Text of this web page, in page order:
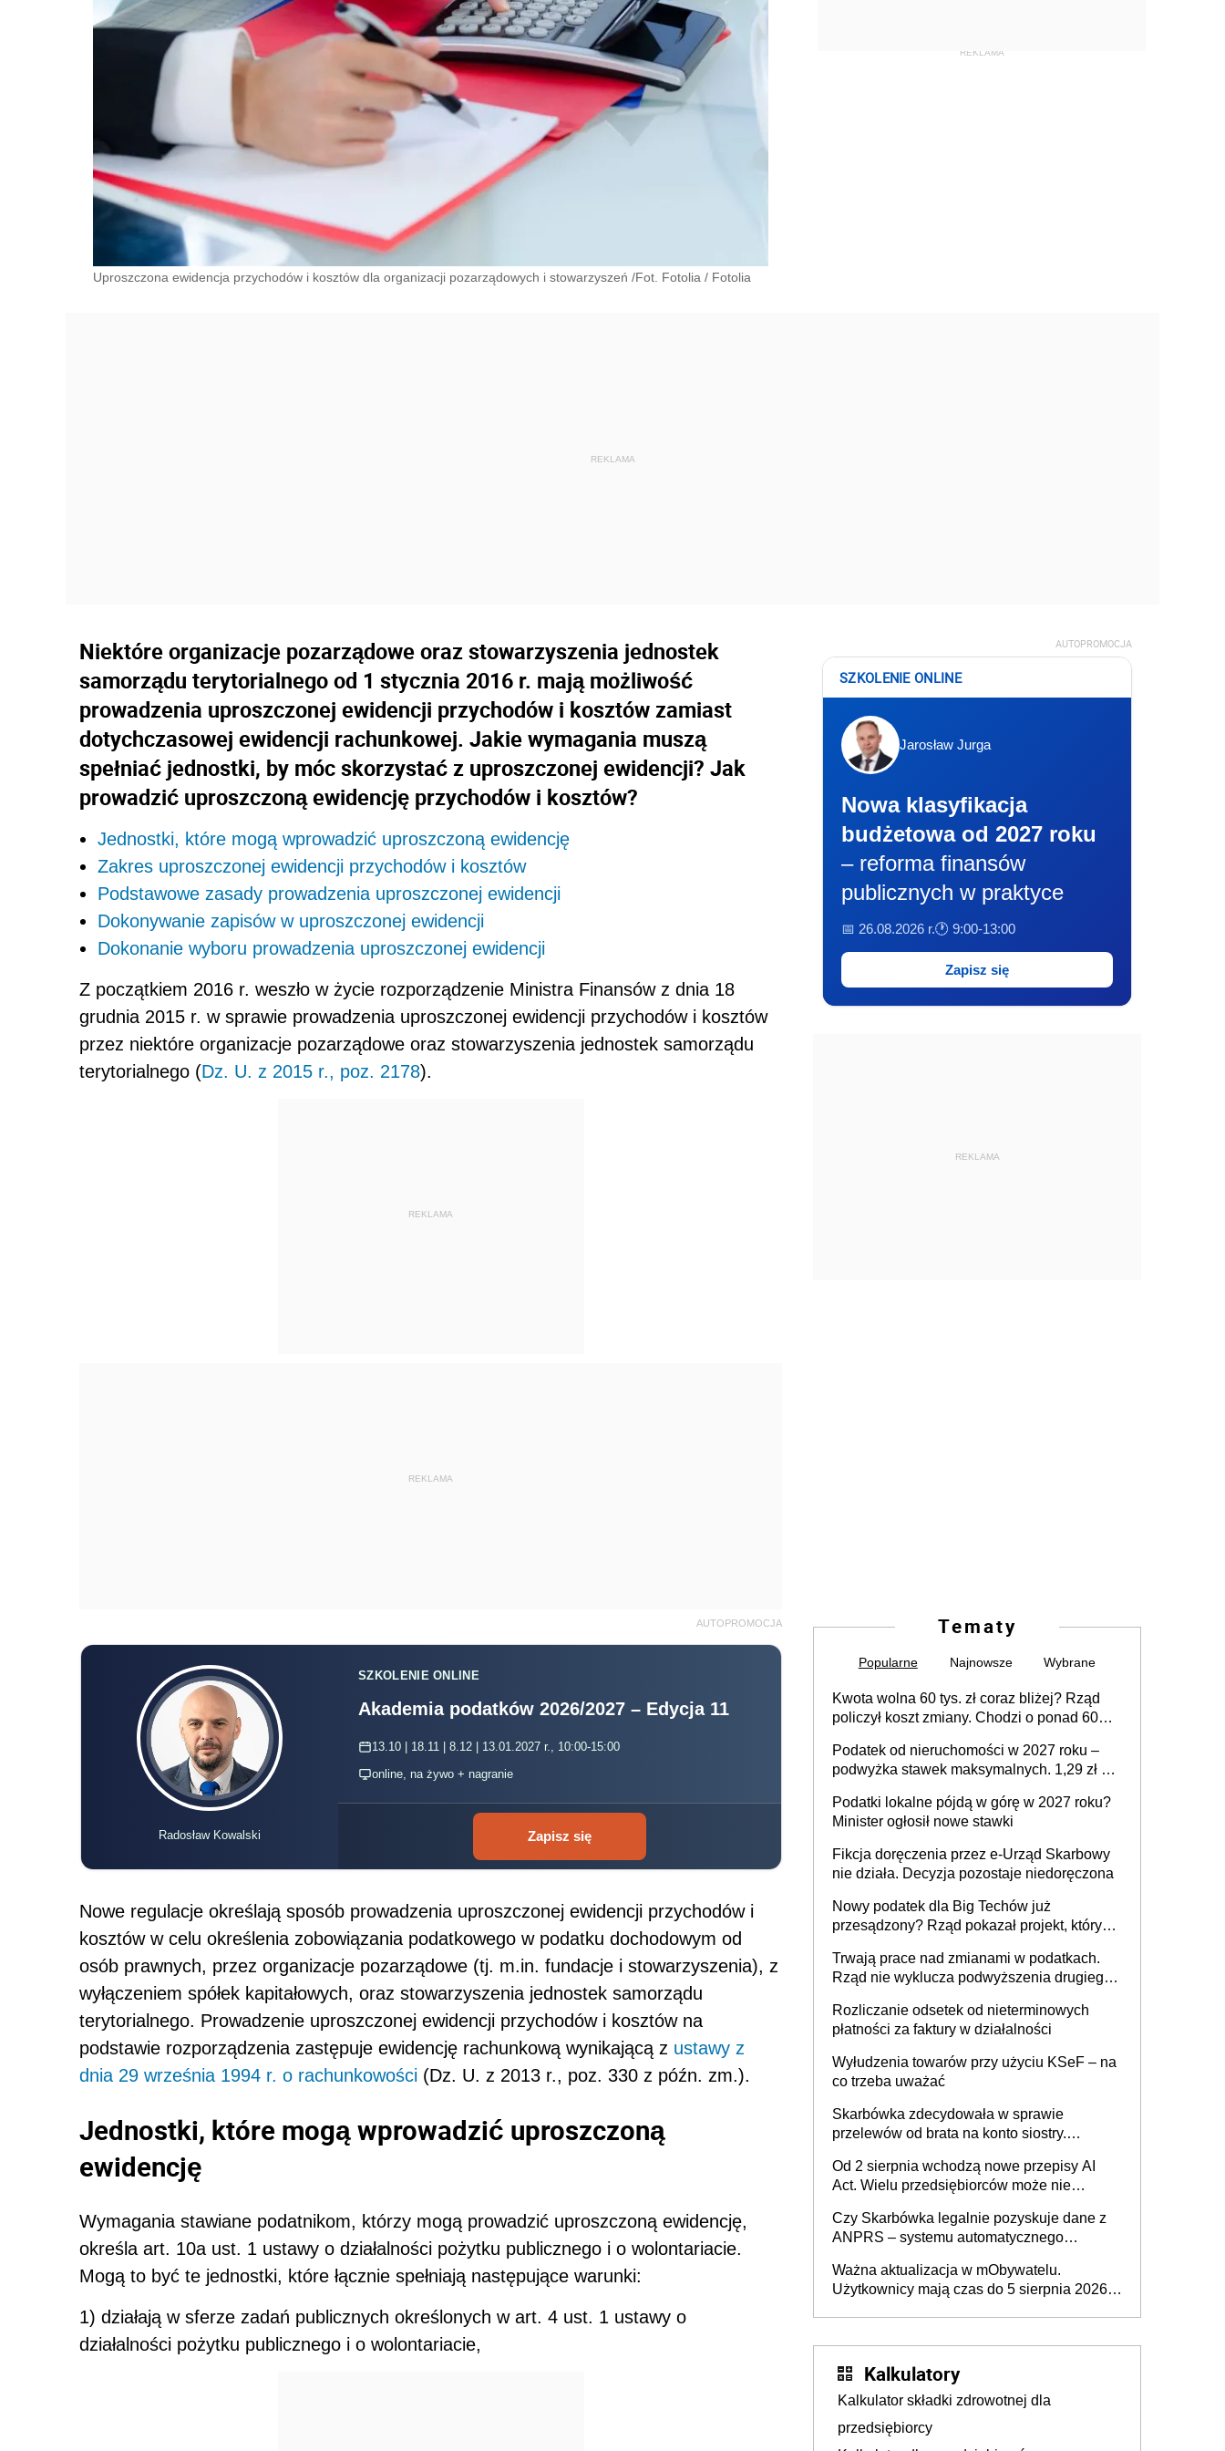
Uproszczona ewidencja przychodów i kosztów dla organizacji pozarządowych i stowarzyszeń /Fot. Fotolia / Fotolia
Niektóre organizacje pozarządowe oraz stowarzyszenia jednostek
samorządu terytorialnego od 1 stycznia 2016 r. mają możliwość
prowadzenia uproszczonej ewidencji przychodów i kosztów zamiast
dotychczasowej ewidencji rachunkowej. Jakie wymagania muszą
spełniać jednostki, by móc skorzystać z uproszczonej ewidencji? Jak
prowadzić uproszczoną ewidencję przychodów i kosztów?
Jednostki, które mogą wprowadzić uproszczoną ewidencję
Zakres uproszczonej ewidencji przychodów i kosztów
Podstawowe zasady prowadzenia uproszczonej ewidencji
Dokonywanie zapisów w uproszczonej ewidencji
Dokonanie wyboru prowadzenia uproszczonej ewidencji
Z początkiem 2016 r. weszło w życie rozporządzenie Ministra Finansów z dnia 18
grudnia 2015 r. w sprawie prowadzenia uproszczonej ewidencji przychodów i kosztów
przez niektóre organizacje pozarządowe oraz stowarzyszenia jednostek samorządu
terytorialnego (Dz. U. z 2015 r., poz. 2178).
REKLAMA
REKLAMA
AUTOPROMOCJA
Radosław Kowalski
SZKOLENIE ONLINE
Akademia podatków 2026/2027 – Edycja 11
13.10 | 18.11 | 8.12 | 13.01.2027 r., 10:00-15:00
online, na żywo + nagranie
Zapisz się
Nowe regulacje określają sposób prowadzenia uproszczonej ewidencji przychodów i
kosztów w celu określenia zobowiązania podatkowego w podatku dochodowym od
osób prawnych, przez organizacje pozarządowe (tj. m.in. fundacje i stowarzyszenia), z
wyłączeniem spółek kapitałowych, oraz stowarzyszenia jednostek samorządu
terytorialnego. Prowadzenie uproszczonej ewidencji przychodów i kosztów na
podstawie rozporządzenia zastępuje ewidencję rachunkową wynikającą z ustawy z
dnia 29 września 1994 r. o rachunkowości (Dz. U. z 2013 r., poz. 330 z późn. zm.).
Jednostki, które mogą wprowadzić uproszczoną
ewidencję
Wymagania stawiane podatnikom, którzy mogą prowadzić uproszczoną ewidencję,
określa art. 10a ust. 1 ustawy o działalności pożytku publicznego i o wolontariacie.
Mogą to być te jednostki, które łącznie spełniają następujące warunki:
1) działają w sferze zadań publicznych określonych w art. 4 ust. 1 ustawy o
działalności pożytku publicznego i o wolontariacie,
AUTOPROMOCJA
SZKOLENIE ONLINE
Jarosław Jurga
Nowa klasyfikacja
budżetowa od 2027 roku
– reforma finansów
publicznych w praktyce
📅 26.08.2026 r.🕐 9:00-13:00
Zapisz się
REKLAMA
Tematy
Popularne Najnowsze Wybrane
Kwota wolna 60 tys. zł coraz bliżej? Rząd
policzył koszt zmiany. Chodzi o ponad 60
Podatek od nieruchomości w 2027 roku –
podwyżka stawek maksymalnych. 1,29 zł za
budynków i lokali związanych z
prowadzeniem działalności gospodarczej
Podatki lokalne pójdą w górę w 2027 roku?
Minister ogłosił nowe stawki
Fikcja doręczenia przez e-Urząd Skarbowy
nie działa. Decyzja pozostaje niedoręczona
Nowy podatek dla Big Techów już
przesądzony? Rząd pokazał projekt, który
Trwają prace nad zmianami w podatkach.
Rząd nie wyklucza podwyższenia drugiego
Rozliczanie odsetek od nieterminowych
płatności za faktury w działalności
Wyłudzenia towarów przy użyciu KSeF – na
co trzeba uważać
Skarbówka zdecydowała w sprawie
przelewów od brata na konto siostry.
darowizna, ale podatku jednak nie będzie
Od 2 sierpnia wchodzą nowe przepisy AI
Act. Wielu przedsiębiorców może nie
Czy Skarbówka legalnie pozyskuje dane z
ANPRS – systemu automatycznego
pojazdów z kamer drogowych?
Ważna aktualizacja w mObywatelu.
Użytkownicy mają czas do 5 sierpnia 2026
Kalkulatory
Kalkulator składki zdrowotnej dla
przedsiębiorcy